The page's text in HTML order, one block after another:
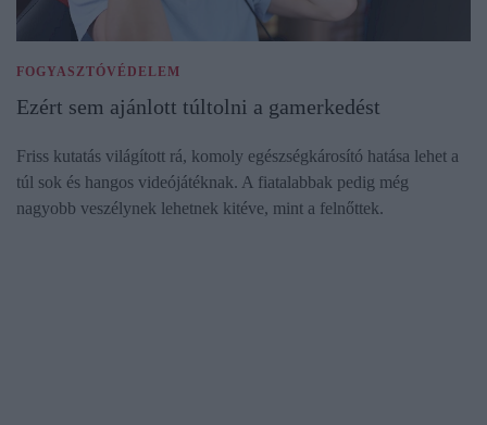
FOGYASZTÓVÉDELEM
Ezért sem ajánlott túltolni a gamerkedést
Friss kutatás világított rá, komoly egészségkárosító hatása lehet a
túl sok és hangos videójátéknak. A fiatalabbak pedig még
nagyobb veszélynek lehetnek kitéve, mint a felnőttek.